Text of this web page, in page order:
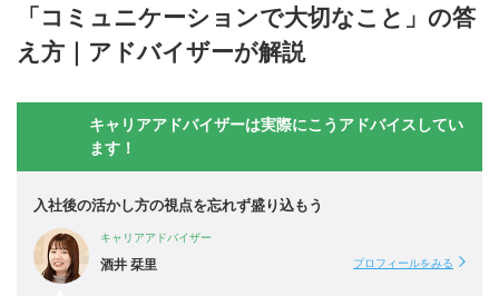
「コミュニケーションで大切なこと」の答
え方｜アドバイザーが解説
キャリアアドバイザーは実際にこうアドバイスしてい
ます！
入社後の活かし方の視点を忘れず盛り込もう
キャリアアドバイザー
酒井 栞里 プロフィールをみる